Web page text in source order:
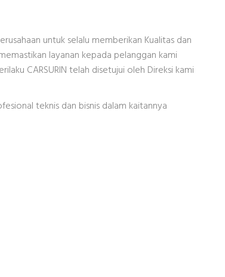
untuk selalu memberikan Kualitas dan
layanan kepada pelanggan kami
CARSURIN telah disetujui oleh Direksi kami
teknis dan bisnis dalam kaitannya